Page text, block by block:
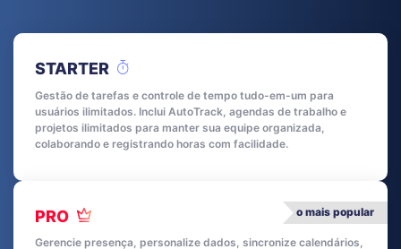
STARTER
Gestão de tarefas e controle de tempo tudo-em-um para
usuários ilimitados. Inclui AutoTrack, agendas de trabalho e
projetos ilimitados para manter sua equipe organizada,
colaborando e registrando horas com facilidade.
PRO
Gerencie presença, personalize dados, sincronize calendários,
o mais popular